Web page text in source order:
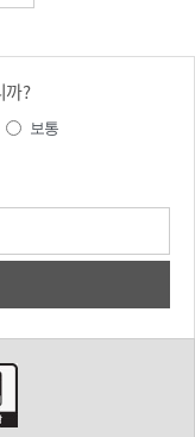
까?
보통